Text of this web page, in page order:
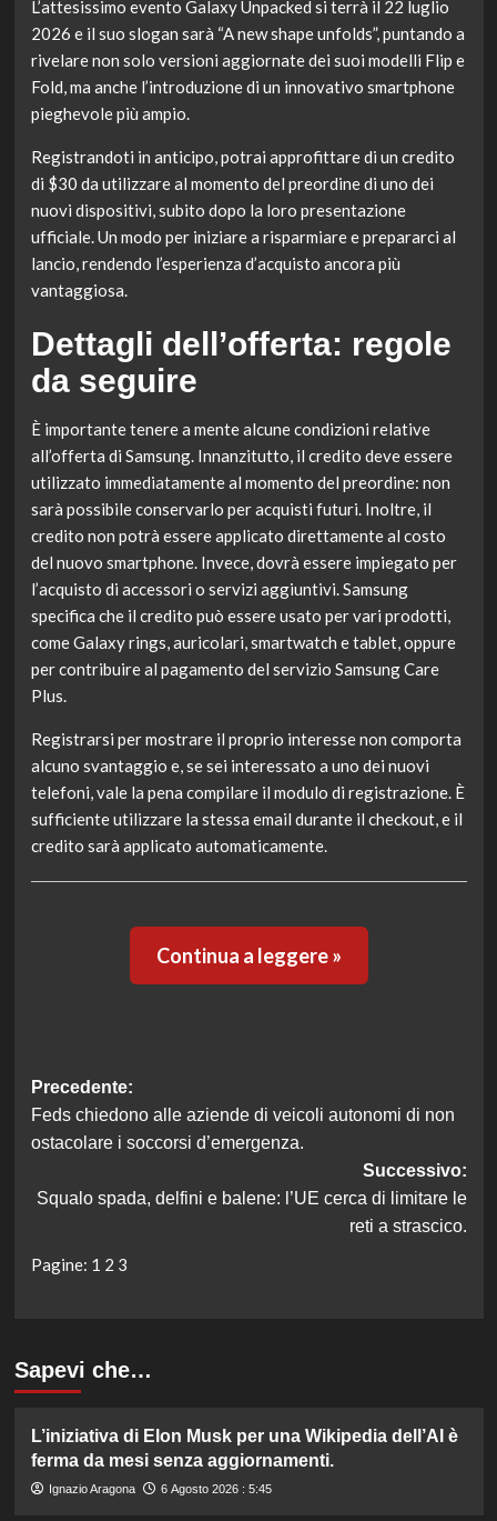
L’attesissimo evento Galaxy Unpacked si terrà il 22 luglio
2026 e il suo slogan sarà “A new shape unfolds”, puntando a
rivelare non solo versioni aggiornate dei suoi modelli Flip e
Fold, ma anche l’introduzione di un innovativo smartphone
pieghevole più ampio.
Registrandoti in anticipo, potrai approfittare di un credito
di $30 da utilizzare al momento del preordine di uno dei
nuovi dispositivi, subito dopo la loro presentazione
ufficiale. Un modo per iniziare a risparmiare e prepararci al
lancio, rendendo l’esperienza d’acquisto ancora più
vantaggiosa.
Dettagli dell’offerta: regole
da seguire
È importante tenere a mente alcune condizioni relative
all’offerta di Samsung. Innanzitutto, il credito deve essere
utilizzato immediatamente al momento del preordine: non
sarà possibile conservarlo per acquisti futuri. Inoltre, il
credito non potrà essere applicato direttamente al costo
del nuovo smartphone. Invece, dovrà essere impiegato per
l’acquisto di accessori o servizi aggiuntivi. Samsung
specifica che il credito può essere usato per vari prodotti,
come Galaxy rings, auricolari, smartwatch e tablet, oppure
per contribuire al pagamento del servizio Samsung Care
Plus.
Registrarsi per mostrare il proprio interesse non comporta
alcuno svantaggio e, se sei interessato a uno dei nuovi
telefoni, vale la pena compilare il modulo di registrazione. È
sufficiente utilizzare la stessa email durante il checkout, e il
credito sarà applicato automaticamente.
Continua a leggere »
Navigazione
articolo
Precedente:
Feds chiedono alle aziende di veicoli autonomi di non
ostacolare i soccorsi d’emergenza.
Successivo:
Squalo spada, delfini e balene: l’UE cerca di limitare le
reti a strascico.
Pagine: 1 2 3
Sapevi che…
L’iniziativa di Elon Musk per una Wikipedia dell’AI è
ferma da mesi senza aggiornamenti.
Ignazio Aragona 6 Agosto 2026 : 5:45